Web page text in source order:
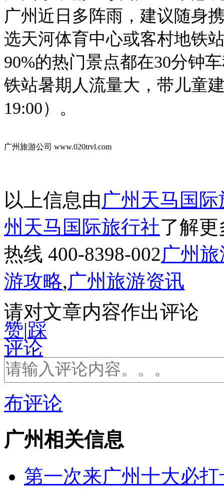
广州近日多阵雨，建议随身
选天河体育中心或客村地铁
90%的热门景点都在30分钟
铁站暑期人流量大，带儿童
19:00）。
广州旅游公司 www.020trvl.com
以上信息由广州天马国
州天马国际旅行社了解
热线 400-8398-002广州
游攻略,广州旅游资讯
请对文章内容作出评论
赞|踩
评论
布评论
广州相关信息
第一次来广州十大必